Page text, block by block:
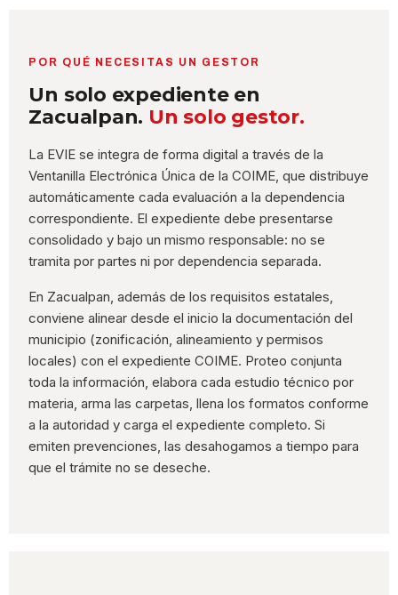
POR QUÉ NECESITAS UN GESTOR
Un solo expediente en
Zacualpan. Un solo gestor.
La EVIE se integra de forma digital a través de la
Ventanilla Electrónica Única de la COIME, que distribuye
automáticamente cada evaluación a la dependencia
correspondiente. El expediente debe presentarse
consolidado y bajo un mismo responsable: no se
tramita por partes ni por dependencia separada.
En Zacualpan, además de los requisitos estatales,
conviene alinear desde el inicio la documentación del
municipio (zonificación, alineamiento y permisos
locales) con el expediente COIME. Proteo conjunta
toda la información, elabora cada estudio técnico por
materia, arma las carpetas, llena los formatos conforme
a la autoridad y carga el expediente completo. Si
emiten prevenciones, las desahogamos a tiempo para
que el trámite no se deseche.